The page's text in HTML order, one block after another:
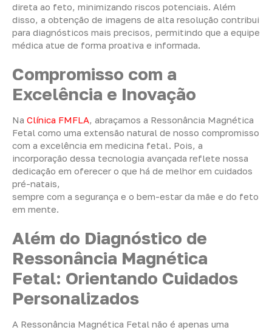
direta ao feto, minimizando riscos potenciais. Além
disso, a obtenção de imagens de alta resolução contribui
para diagnósticos mais precisos, permitindo que a equipe
médica atue de forma proativa e informada.
Compromisso com a
Excelência e Inovação
Na Clínica FMFLA, abraçamos a Ressonância Magnética
Fetal como uma extensão natural de nosso compromisso
com a excelência em medicina fetal. Pois, a
incorporação dessa tecnologia avançada reflete nossa
dedicação em oferecer o que há de melhor em cuidados
pré-natais,
sempre com a segurança e o bem-estar da mãe e do feto
em mente.
Além do Diagnóstico de
Ressonância Magnética
Fetal: Orientando Cuidados
Personalizados
A Ressonância Magnética Fetal não é apenas uma